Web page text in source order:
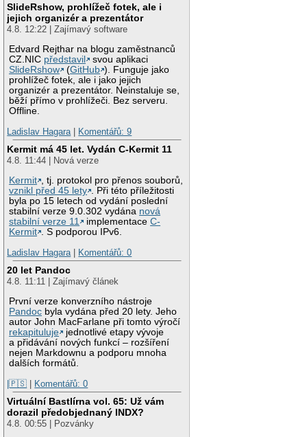
SlideRshow, prohlížeč fotek, ale i
jejich organizér a prezentátor
4.8. 12:22 | Zajímavý software
Edvard Rejthar na blogu zaměstnanců
CZ.NIC představil
svou aplikaci
SlideRshow
(GitHub ). Funguje jako
prohlížeč fotek, ale i jako jejich
organizér a prezentátor. Neinstaluje se,
běží přímo v prohlížeči. Bez serveru.
Offline.
Ladislav Hagara | Komentářů: 9
Kermit má 45 let. Vydán C-Kermit 11
4.8. 11:44 | Nová verze
Kermit , tj. protokol pro přenos souborů,
vznikl před 45 lety . Při této příležitosti
byla po 15 letech od vydání poslední
stabilní verze 9.0.302 vydána nová
stabilní verze 11
implementaceC-
Kermit . S podporou IPv6.
Ladislav Hagara | Komentářů: 0
20 let Pandoc
4.8. 11:11 | Zajímavý článek
První verze konverzního nástroje
Pandoc byla vydána před 20 lety. Jeho
autor John MacFarlane při tomto výročí
rekapituluje
jednotlivé etapy vývoje
a přidávání nových funkcí – rozšíření
nejen Markdownu a podporu mnoha
dalších formátů.
|🇵🇸 | Komentářů: 0
Virtuální Bastlírna vol. 65: Už vám
dorazil předobjednaný INDX?
4.8. 00:55 | Pozvánky